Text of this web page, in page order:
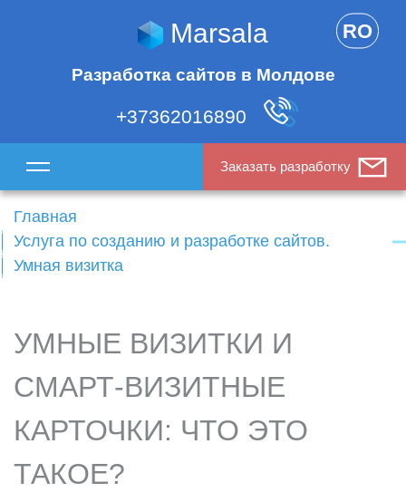
Marsala
Разработка сайтов в Молдове
+37362016890
RO
Заказать разработку
Главная
Услуга по созданию и разработке сайтов.
Умная визитка
УМНЫЕ ВИЗИТКИ И
СМАРТ-ВИЗИТНЫЕ
КАРТОЧКИ: ЧТО ЭТО
ТАКОЕ?